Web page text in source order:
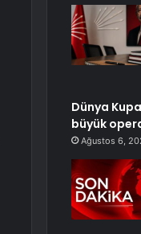
Dünya
büyük
Ağustos 6,